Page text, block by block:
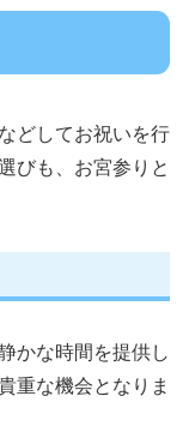
どしてお祝いを行
びも、お宮参りと
かな時間を提供し
重な機会となりま